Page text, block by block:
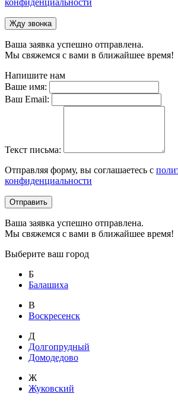
конфиденциальности
Жду звонка
Ваша заявка успешно отправлена.
Мы свяжемся с вами в ближайшее время!
Напишите нам
Ваше имя:
Ваш Email:
Текст письма:
Отправляя форму, вы соглашаетесь с
конфиденциальности
Отправить
Ваша заявка успешно отправлена.
Мы свяжемся с вами в ближайшее время!
Выберите ваш город
Б
Балашиха
В
Воскресенск
Д
Долгопрудный
Домодедово
Ж
Жуковский